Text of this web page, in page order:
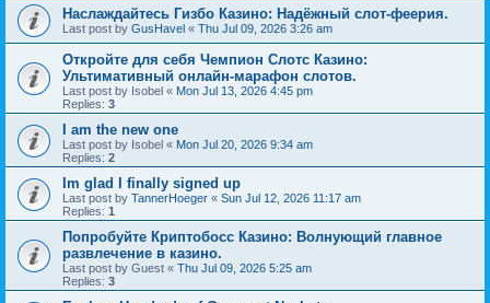
Наслаждайтесь Гизбо Казино: Надёжный слот-феерия.
Last post by GusHavel « Thu Jul 09, 2026 3:26 am
Откройте для себя Чемпион Слотс Казино:
Ультимативный онлайн-марафон слотов.
Last post by Isobel « Mon Jul 13, 2026 4:45 pm
Replies: 3
I am the new one
Last post by Isobel « Mon Jul 20, 2026 9:34 am
Replies: 2
Im glad I finally signed up
Last post by TannerHoeger « Sun Jul 12, 2026 11:17 am
Replies: 1
Попробуйте Криптобосс Казино: Волнующий главное
развлечение в казино.
Last post by Guest « Thu Jul 09, 2026 5:25 am
Replies: 3